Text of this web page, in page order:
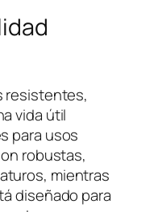
resistentes,
vida útil
para usos
robustas,
mientras
diseñado para